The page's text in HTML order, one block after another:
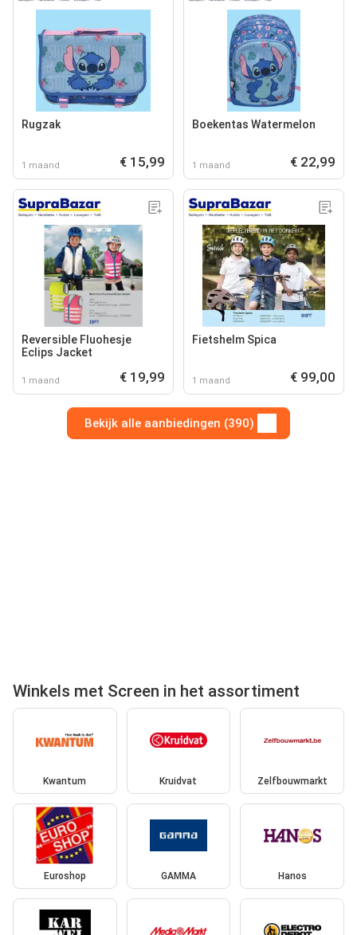
Rugzak
1 maand € 15,99
Boekentas Watermelon
1 maand € 22,99
Reversible Fluohesje
Eclips Jacket
1 maand € 19,99
Fietshelm Spica
1 maand € 99,00
Bekijk alle aanbiedingen (390)
Winkels met Screen in het assortiment
Kwantum Kruidvat Zelfbouwmarkt
Euroshop GAMMA Hanos